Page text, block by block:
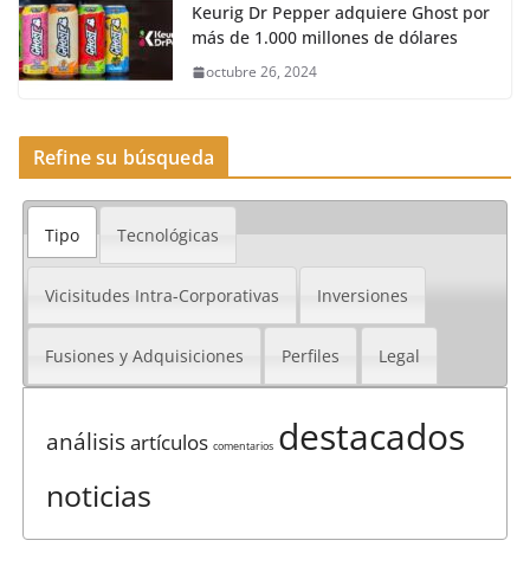
Keurig Dr Pepper adquiere Ghost por
más de 1.000 millones de dólares
octubre 26, 2024
Refine su búsqueda
Tipo Tecnológicas
Vicisitudes Intra-Corporativas Inversiones
Fusiones y Adquisiciones Perfiles Legal
análisisartículos comentarios destacados
noticias